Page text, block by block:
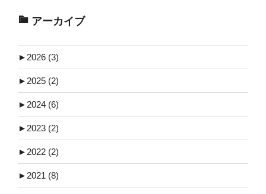
アーカイブ
► 2026 (3)
► 2025 (2)
► 2024 (6)
► 2023 (2)
► 2022 (2)
► 2021 (8)